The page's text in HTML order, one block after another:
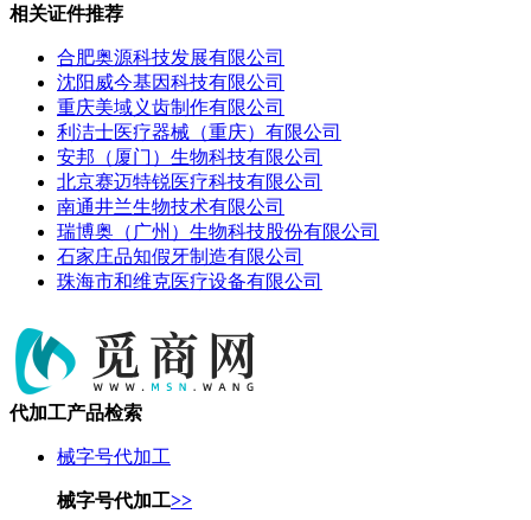
相关证件推荐
合肥奥源科技发展有限公司
沈阳威今基因科技有限公司
重庆美域义齿制作有限公司
利洁士医疗器械（重庆）有限公司
安邦（厦门）生物科技有限公司
北京赛迈特锐医疗科技有限公司
南通井兰生物技术有限公司
瑞博奥（广州）生物科技股份有限公司
石家庄品知假牙制造有限公司
珠海市和维克医疗设备有限公司
代加工产品检索
械字号代加工
械字号代加工>>